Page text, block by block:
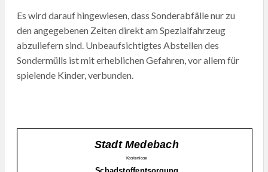
Es wird darauf hingewiesen, dass Sonderabfälle nur zu
den angegebenen Zeiten direkt am Spezialfahrzeug
abzuliefern sind. Unbeaufsichtigtes Abstellen des
Sondermülls ist mit erheblichen Gefahren, vor allem für
spielende Kinder, verbunden.